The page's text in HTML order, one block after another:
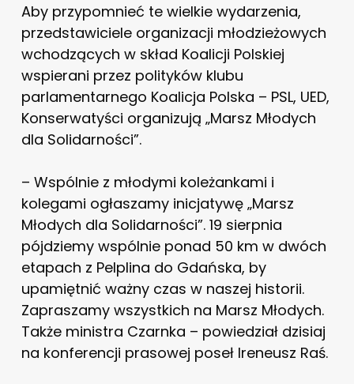
Aby przypomnieć te wielkie wydarzenia,
przedstawiciele organizacji młodzieżowych
wchodzących w skład Koalicji Polskiej
wspierani przez polityków klubu
parlamentarnego Koalicja Polska – PSL, UED,
Konserwatyści organizują „Marsz Młodych
dla Solidarności”.
– Wspólnie z młodymi koleżankami i
kolegami ogłaszamy inicjatywę „Marsz
Młodych dla Solidarności”. 19 sierpnia
pójdziemy wspólnie ponad 50 km w dwóch
etapach z Pelplina do Gdańska, by
upamiętnić ważny czas w naszej historii.
Zapraszamy wszystkich na Marsz Młodych.
Także ministra Czarnka – powiedział dzisiaj
na konferencji prasowej poseł Ireneusz Raś.